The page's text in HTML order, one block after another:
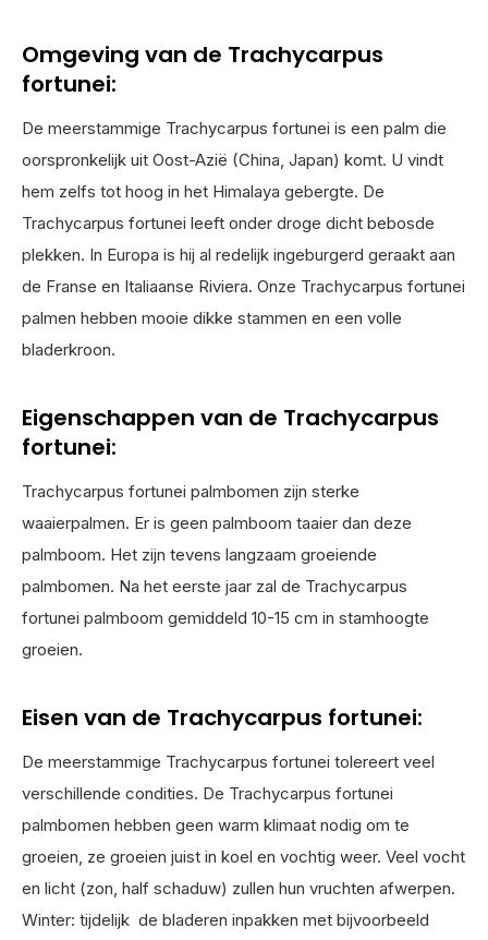
Omgeving van de Trachycarpus
fortunei:
De meerstammige Trachycarpus fortunei is een palm die
oorspronkelijk uit Oost-Azië (China, Japan) komt. U vindt
hem zelfs tot hoog in het Himalaya gebergte. De
Trachycarpus fortunei leeft onder droge dicht bebosde
plekken. In Europa is hij al redelijk ingeburgerd geraakt aan
de Franse en Italiaanse Riviera. Onze Trachycarpus fortunei
palmen hebben mooie dikke stammen en een volle
bladerkroon.
Eigenschappen van de Trachycarpus
fortunei:
Trachycarpus fortunei palmbomen zijn sterke
waaierpalmen. Er is geen palmboom taaier dan deze
palmboom. Het zijn tevens langzaam groeiende
palmbomen. Na het eerste jaar zal de Trachycarpus
fortunei palmboom gemiddeld 10-15 cm in stamhoogte
groeien.
Eisen van de Trachycarpus fortunei:
De meerstammige Trachycarpus fortunei tolereert veel
verschillende condities. De Trachycarpus fortunei
palmbomen hebben geen warm klimaat nodig om te
groeien, ze groeien juist in koel en vochtig weer. Veel vocht
en licht (zon, half schaduw) zullen hun vruchten afwerpen.
Winter: tijdelijk de bladeren inpakken met bijvoorbeeld